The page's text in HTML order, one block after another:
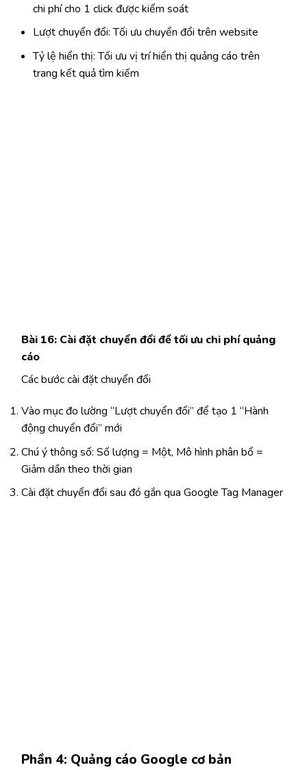
chi phí cho 1 click được kiểm soát
Lượt chuyển đổi: Tối ưu chuyển đổi trên website
Tỷ lệ hiển thị: Tối ưu vị trí hiển thị quảng cáo trên
trang kết quả tìm kiếm
Bài 16: Cài đặt chuyển đổi để tối ưu chi phí quảng
cáo
Các bước cài đặt chuyển đổi
Vào mục đo lường “Lượt chuyển đổi” để tạo 1 “Hành
động chuyển đổi” mới
Chú ý thông số: Số lượng = Một, Mô hình phân bổ =
Giảm dần theo thời gian
Cài đặt chuyển đổi sau đó gắn qua Google Tag Manager
Phần 4: Quảng cáo Google cơ bản